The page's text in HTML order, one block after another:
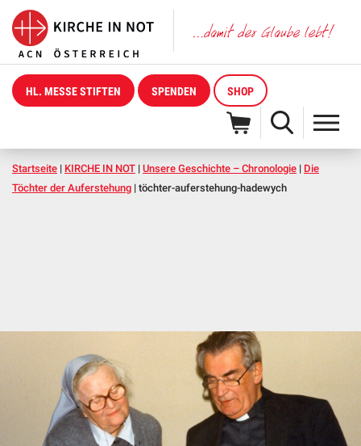
HL. MESSE STIFTEN SPENDEN SHOP
Startseite | KIRCHE IN NOT | Unsere Geschichte – Chronologie | Die
Töchter der Auferstehung | töchter-auferstehung-hadewych